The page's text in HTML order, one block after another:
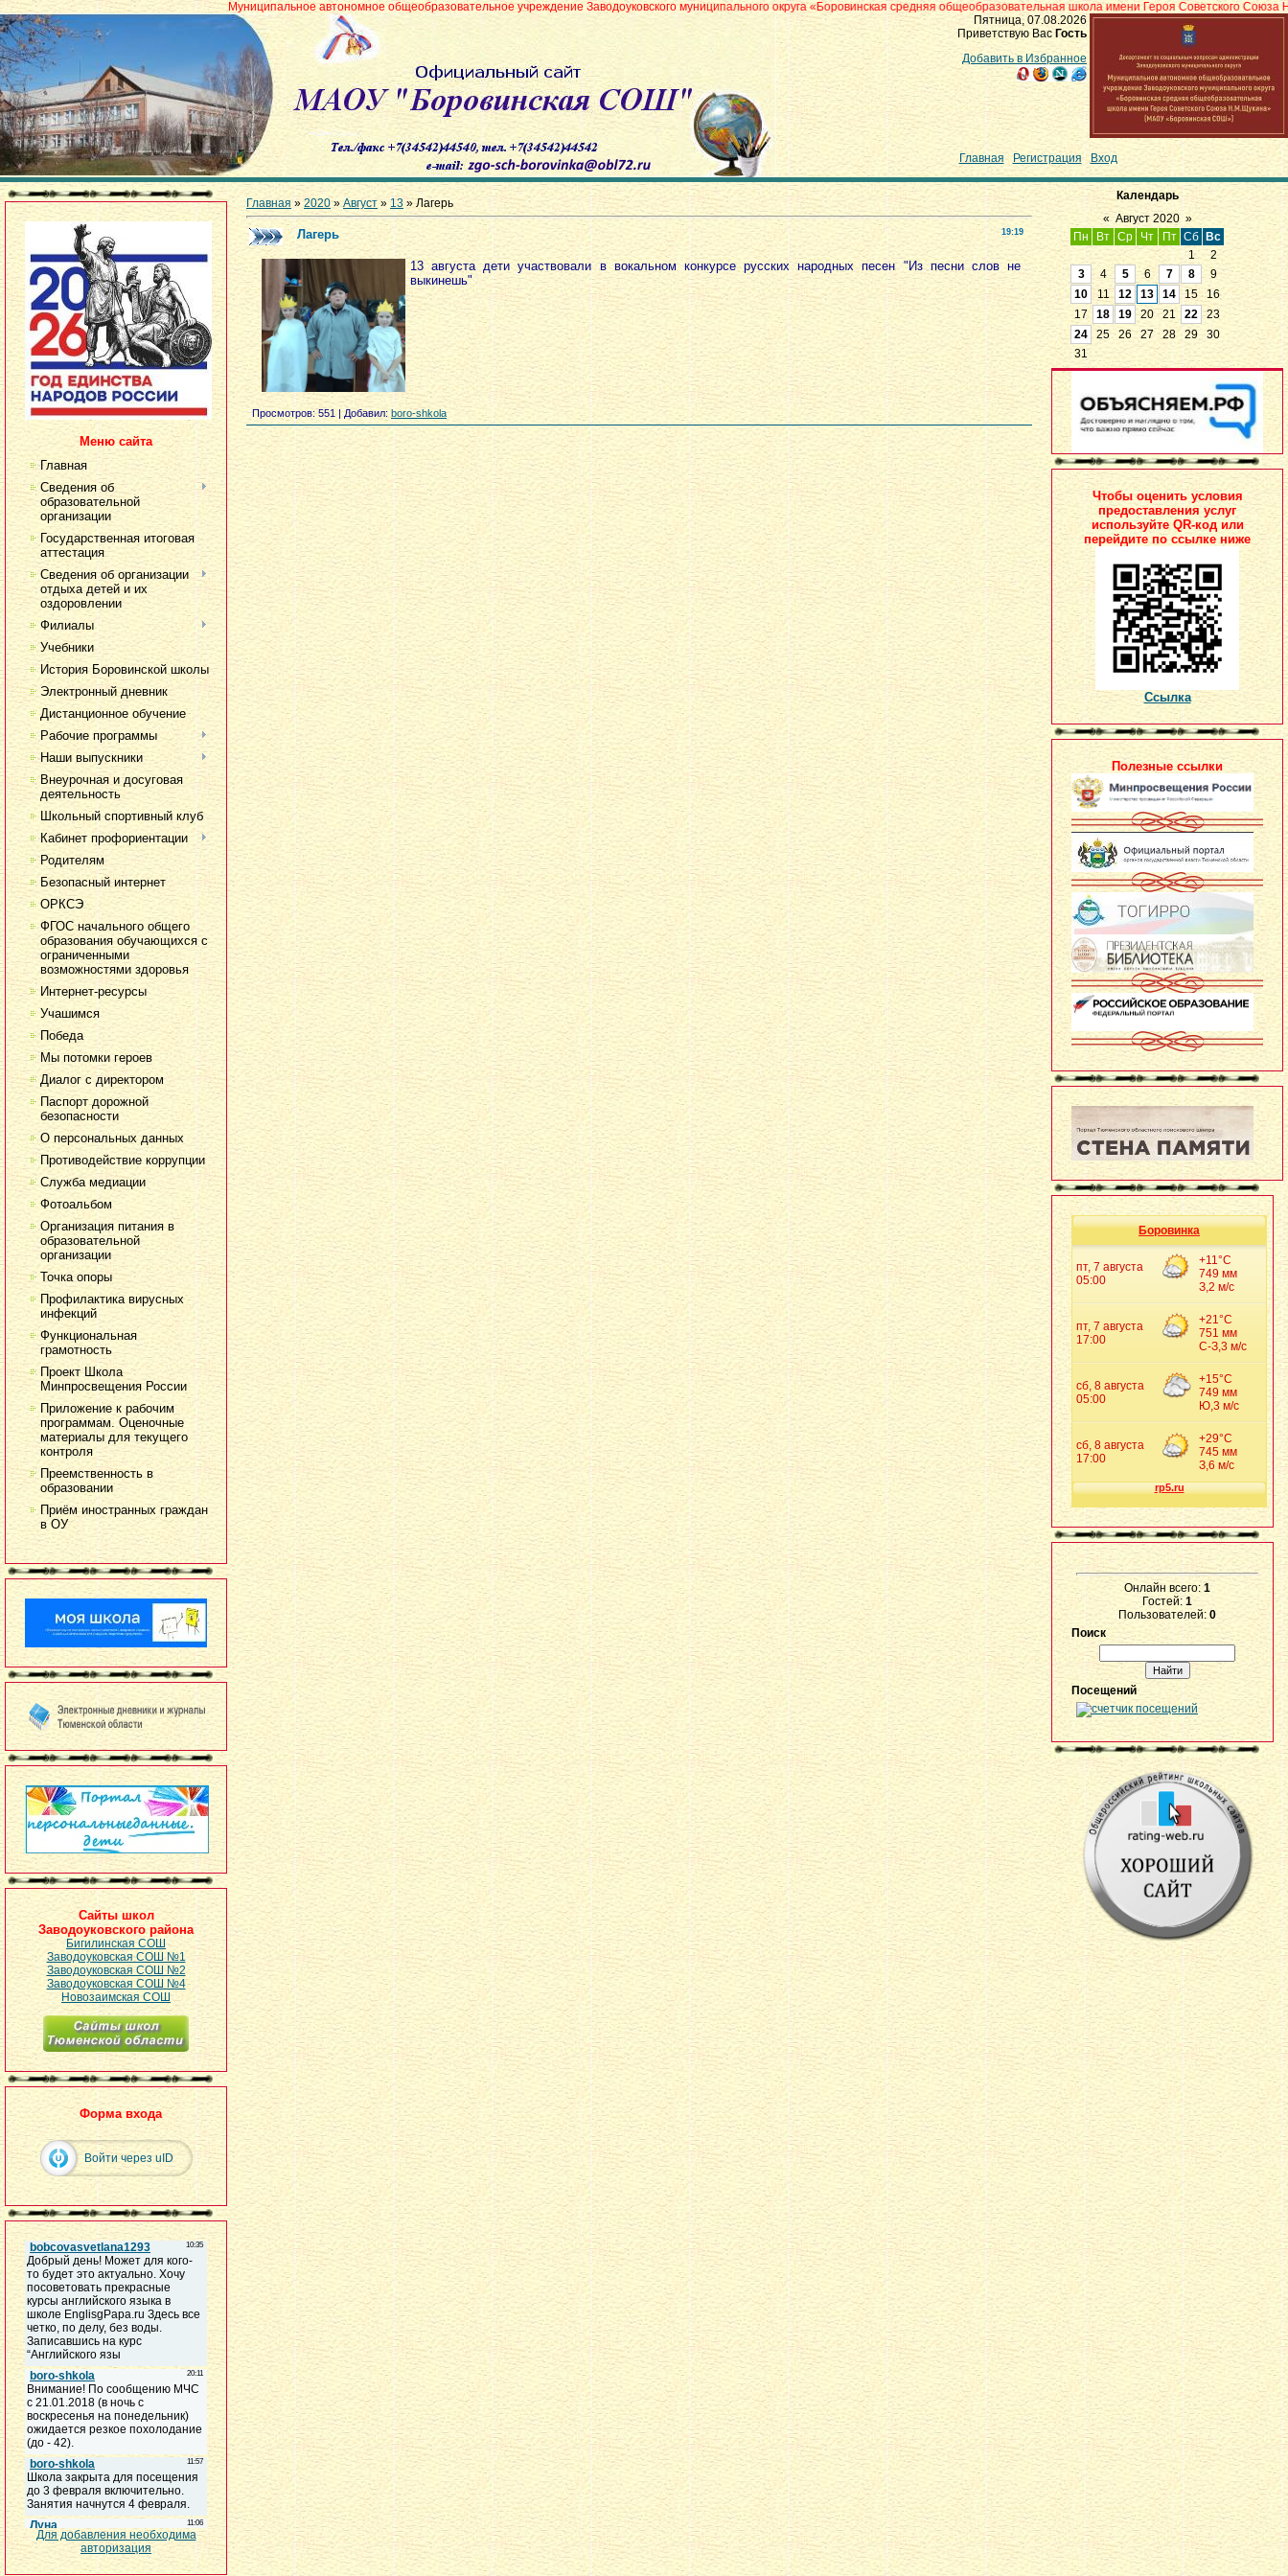
Муниципальное автономное общеобразовательное учреждение Заводоуковского муниципального округа «Боровинская средняя общеобразовательная школа имени Героя Советского Союза Н.М.Щукина»
Пятница, 07.08.2026
Приветствую Вас Гость
Добавить в Избранное
Главная Регистрация Вход
Меню сайта
Главная
Сведения об
образовательной
организации
Государственная итоговая
аттестация
Сведения об организации
отдыха детей и их
оздоровлении
Филиалы
Учебники
История Боровинской школы
Электронный дневник
Дистанционное обучение
Рабочие программы
Наши выпускники
Внеурочная и досуговая
деятельность
Школьный спортивный клуб
Кабинет профориентации
Родителям
Безопасный интернет
ОРКСЭ
ФГОС начального общего
образования обучающихся с
ограниченными
возможностями здоровья
Интернет-ресурсы
Учашимся
Победа
Мы потомки героев
Диалог с директором
Паспорт дорожной
безопасности
О персональных данных
Противодействие коррупции
Служба медиации
Фотоальбом
Организация питания в
образовательной
организации
Точка опоры
Профилактика вирусных
инфекций
Функциональная
грамотность
Проект Школа
Минпросвещения России
Приложение к рабочим
программам. Оценочные
материалы для текущего
контроля
Преемственность в
образовании
Приём иностранных граждан
в ОУ
Сайты школ
Заводоуковского района
Бигилинская СОШ
Заводоуковская СОШ №1
Заводоуковская СОШ №2
Заводоуковская СОШ №4
Новозаимская СОШ
Форма входа
Войти через uID
Для добавления необходима
авторизация
Главная » 2020 » Август » 13 » Лагерь
19:19
Лагерь
13 августа дети участвовали в вокальном конкурсе русских народных песен "Из песни слов не
выкинешь"
Просмотров: 551 | Добавил: boro-shkola
Календарь
« Август 2020 »
Пн
Вт Ср Чт Пт Сб
Вс
1
2
3
4 5 6 7 8
9
10
11 12 13 14 15
16
17
18 19 20 21 22
23
24
25 26 27 28 29
30
31
Чтобы оценить условия
предоставления услуг
используйте QR-код или
перейдите по ссылке ниже
Ссылка
Полезные ссылки
Боровинка
Онлайн всего: 1
Гостей: 1
Пользователей:0
Поиск
Посещений